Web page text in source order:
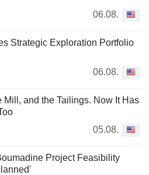
06.08.
Strategic Exploration Portfolio
06.08.
Mill, and the Tailings. Now It Has
05.08.
Project Feasibility